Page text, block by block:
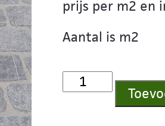
prijs per m2 en
Aantal is m2
Kassei